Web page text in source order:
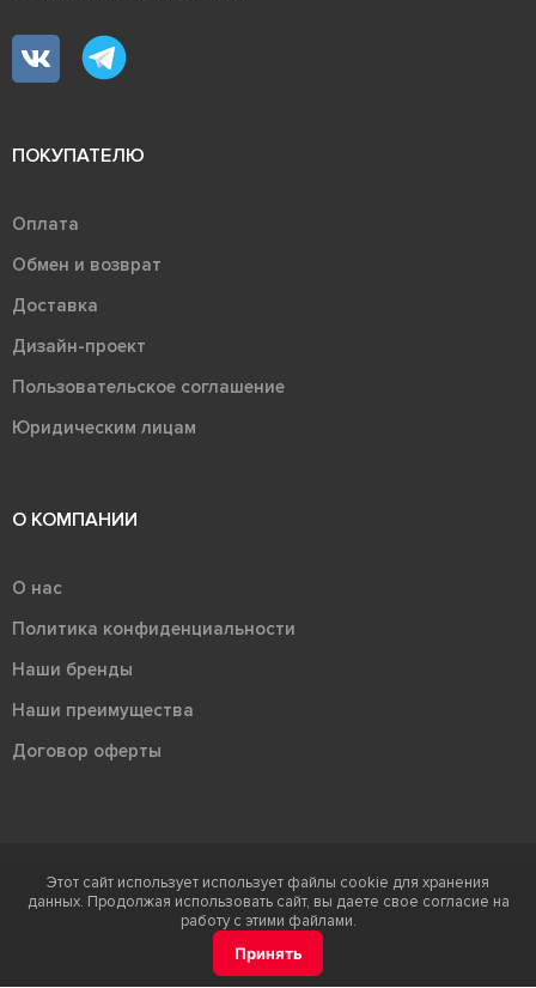
ПОКУПАТЕЛЮ
Оплата
Обмен и возврат
Доставка
Дизайн-проект
Пользовательское соглашение
Юридическим лицам
О КОМПАНИИ
О нас
Политика конфиденциальности
Наши бренды
Наши преимущества
Договор оферты
Терра - территория керамики 2026
Ⓒ Правообладателем товарного знака "Терра" является ООО "Атлас-
Этот сайт использует использует файлы cookie для хранения
данных. Продолжая использовать сайт, вы даете свое согласие на
работу с этими файлами.
Принять